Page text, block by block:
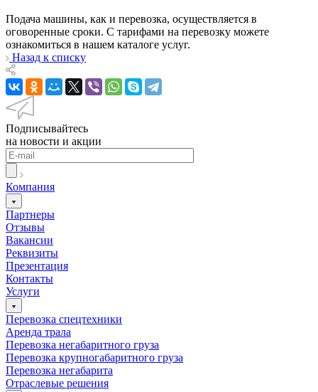
Подача машины, как и перевозка, осуществляется в
оговоренные сроки. С тарифами на перевозку можете
ознакомиться в нашем каталоге услуг.
Назад к списку
Подписывайтесь
на новости и акции
Компания
Партнеры
Отзывы
Вакансии
Реквизиты
Презентация
Контакты
Услуги
Перевозка спецтехники
Аренда трала
Перевозка негабаритного груза
Перевозка крупногабаритного груза
Перевозка негабарита
Отраслевые решения